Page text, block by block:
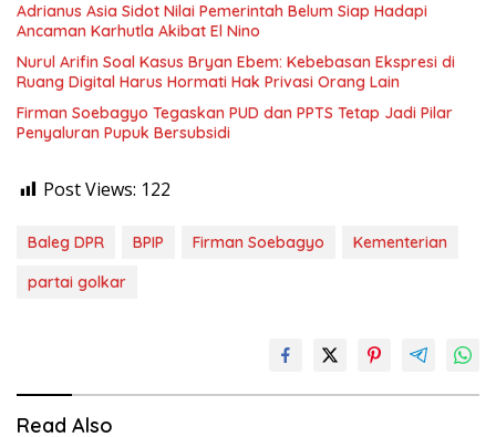
Adrianus Asia Sidot Nilai Pemerintah Belum Siap Hadapi
Ancaman Karhutla Akibat El Nino
Nurul Arifin Soal Kasus Bryan Ebem: Kebebasan Ekspresi di
Ruang Digital Harus Hormati Hak Privasi Orang Lain
Firman Soebagyo Tegaskan PUD dan PPTS Tetap Jadi Pilar
Penyaluran Pupuk Bersubsidi
Post Views: 122
Baleg DPR BPIP Firman Soebagyo
Kementerian
partai golkar
Read Also